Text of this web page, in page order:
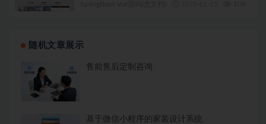
随机文章展示
售前售后定制咨询
基于微信小程序的家装设计系统